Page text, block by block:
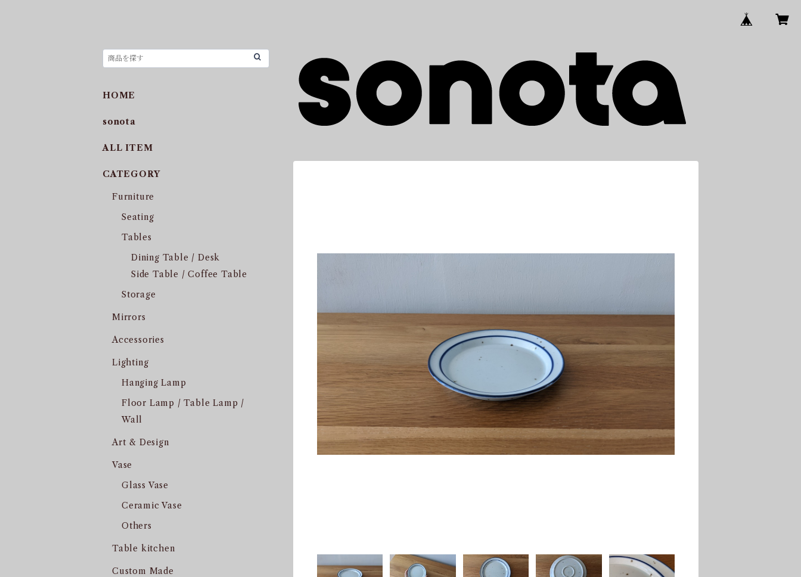
HOME
sonota
ALL ITEM
CATEGORY
Furniture
Seating
Tables
Dining Table / Desk
Side Table / Coffee Table
Storage
Mirrors
Accessories
Lighting
Hanging Lamp
Floor Lamp / Table Lamp /
Wall
Art & Design
Vase
Glass Vase
Ceramic Vase
Others
Table kitchen
Custom Made